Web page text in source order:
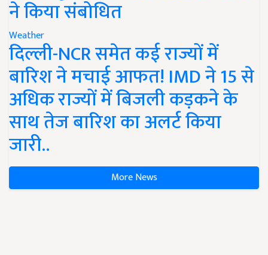
ने किया संबोधित
Weather
दिल्ली-NCR समेत कई राज्यों में
बारिश ने मचाई आफत! IMD ने 15 से
अधिक राज्यों में बिजली कड़कने के
साथ तेज बारिश का अलर्ट किया
जारी..
More News